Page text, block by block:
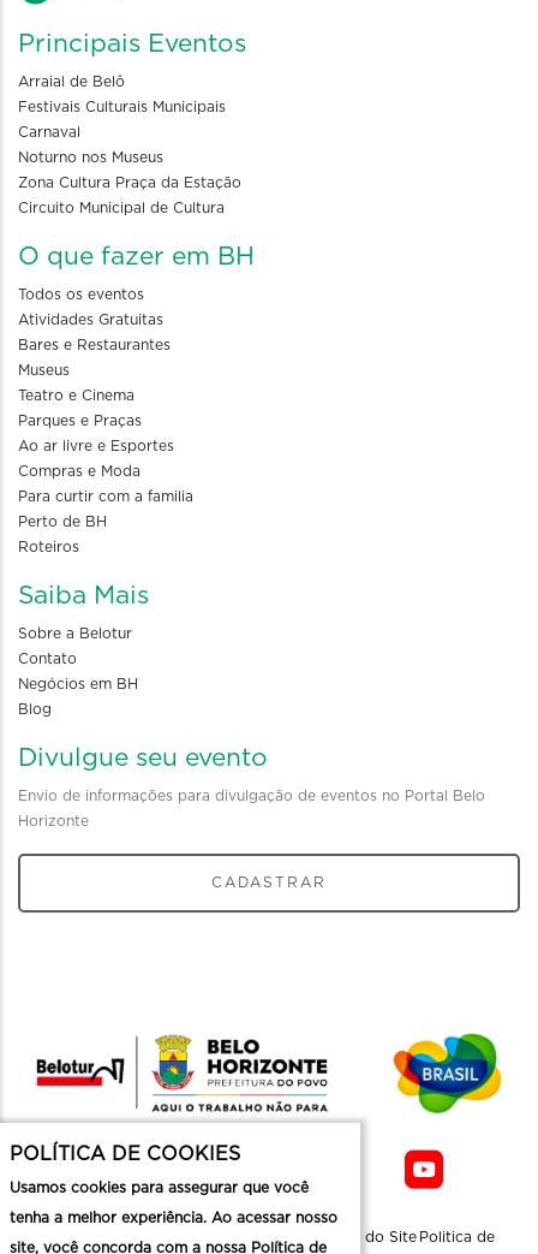
Principais Eventos
Arraial de Belô
Festivais Culturais Municipais
Carnaval
Noturno nos Museus
Zona Cultura Praça da Estação
Circuito Municipal de Cultura
O que fazer em BH
Todos os eventos
Atividades Gratuitas
Bares e Restaurantes
Museus
Teatro e Cinema
Parques e Praças
Ao ar livre e Esportes
Compras e Moda
Para curtir com a familia
Perto de BH
Roteiros
Saiba Mais
Sobre a Belotur
Contato
Negócios em BH
Blog
Divulgue seu evento
Envio de informações para divulgação de eventos no Portal Belo
Horizonte
CADASTRAR
Mapa do Site Politica de
POLÍTICA DE COOKIES
Usamos cookies para assegurar que você
tenha a melhor experiência. Ao acessar nosso
site, você concorda com a nossa Política de